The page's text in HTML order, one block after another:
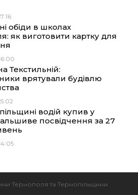
обіди в школах
як виготовити картку для
Текстильній:
врятували будівлю
водій купив у
посвідчення за 27
Тернополя та Тернопільщини